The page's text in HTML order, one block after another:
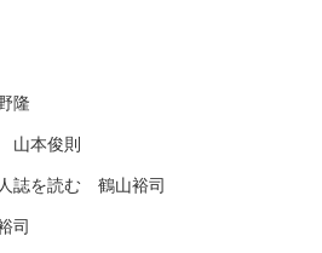
隆
山本俊則
誌を読む 鶴山裕司
司